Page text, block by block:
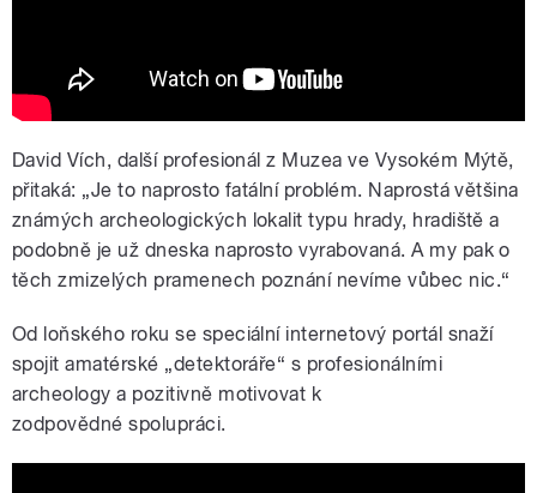
David Vích, další profesionál z Muzea ve Vysokém Mýtě,
přitaká: „Je to naprosto fatální problém. Naprostá většina
známých archeologických lokalit typu hrady, hradiště a
podobně je už dneska naprosto vyrabovaná. A my pak o
těch zmizelých pramenech poznání nevíme vůbec nic.“
Od loňského roku se speciální internetový portál snaží
spojit amatérské „detektoráře“ s profesionálními
archeology a pozitivně motivovat k
zodpovědné spolupráci.